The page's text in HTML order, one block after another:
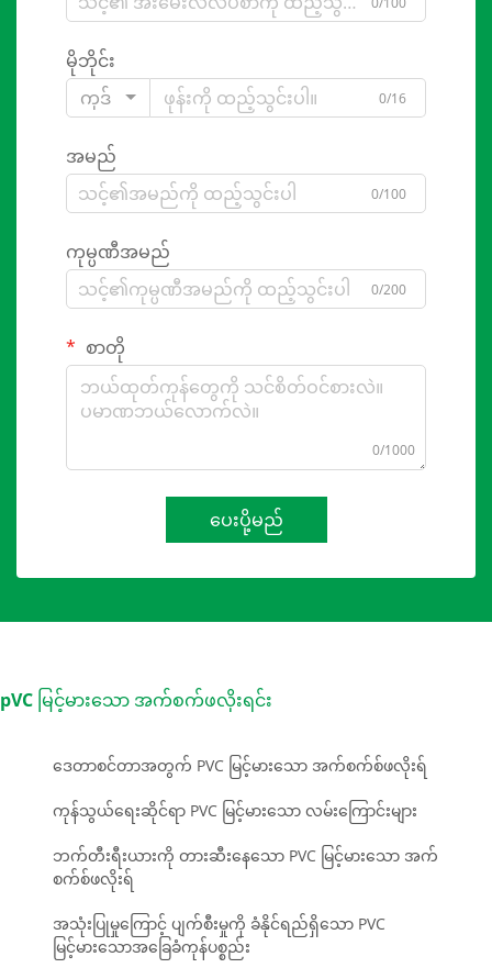
မိုဘိုင်း
ကုဒ်
0/16
အမည်
0/100
ကုမ္ပဏီအမည်
0/200
စာတို
0/1000
ပေးပို့မည်
pVC မြင့်မားသော အက်စက်ဖလိုးရင်း
ဒေတာစင်တာအတွက် PVC မြင့်မားသော အက်စက်စ်ဖလိုးရ်
ကုန်သွယ်ရေးဆိုင်ရာ PVC မြင့်မားသော လမ်းကြောင်းများ
ဘက်တီးရီးယားကို တားဆီးနေသော PVC မြင့်မားသော အက်
စက်စ်ဖလိုးရ်
အသုံးပြုမှုကြောင့် ပျက်စီးမှုကို ခံနိုင်ရည်ရှိသော PVC
မြင့်မားသောအခြေခံကုန်ပစ္စည်း